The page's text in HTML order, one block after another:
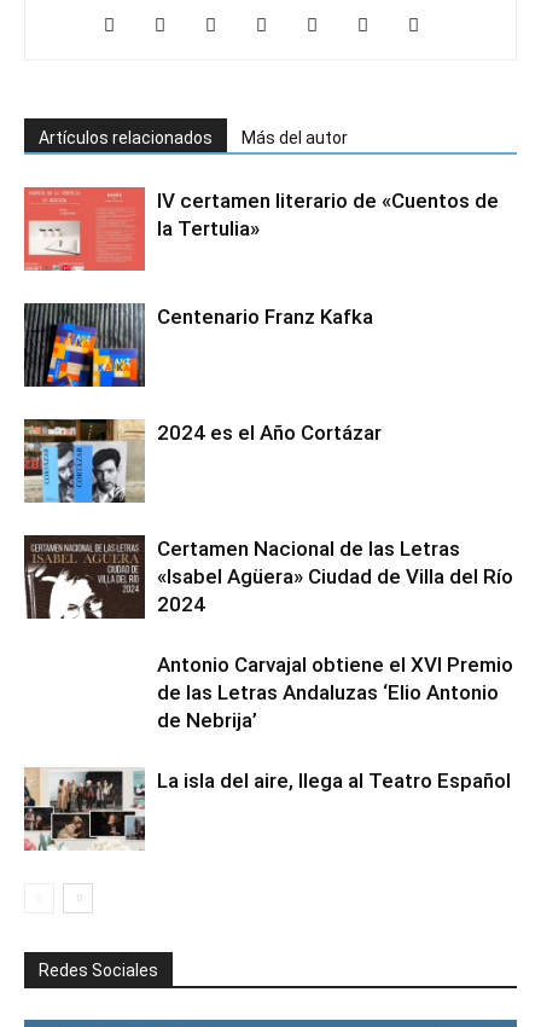
Artículos relacionados Más del autor
IV certamen literario de «Cuentos de
la Tertulia»
Centenario Franz Kafka
2024 es el Año Cortázar
Certamen Nacional de las Letras
«Isabel Agüera» Ciudad de Villa del Río
2024
Antonio Carvajal obtiene el XVI Premio
de las Letras Andaluzas ‘Elio Antonio
de Nebrija’
La isla del aire, llega al Teatro Español
Redes Sociales